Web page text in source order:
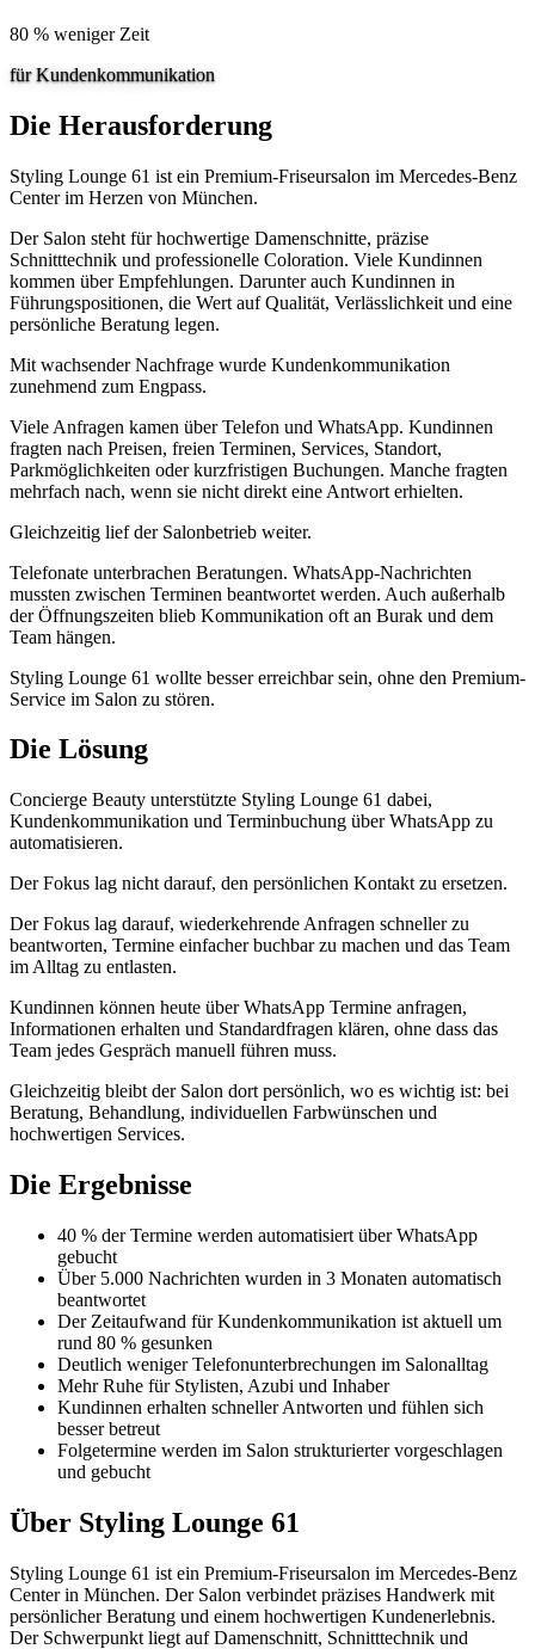
80 % weniger Zeit
für Kundenkommunikation
Die Herausforderung
Styling Lounge 61 ist ein Premium-Friseursalon im Mercedes-Benz
Center im Herzen von München.
Der Salon steht für hochwertige Damenschnitte, präzise
Schnitttechnik und professionelle Coloration. Viele Kundinnen
kommen über Empfehlungen. Darunter auch Kundinnen in
Führungspositionen, die Wert auf Qualität, Verlässlichkeit und eine
persönliche Beratung legen.
Mit wachsender Nachfrage wurde Kundenkommunikation
zunehmend zum Engpass.
Viele Anfragen kamen über Telefon und WhatsApp. Kundinnen
fragten nach Preisen, freien Terminen, Services, Standort,
Parkmöglichkeiten oder kurzfristigen Buchungen. Manche fragten
mehrfach nach, wenn sie nicht direkt eine Antwort erhielten.
Gleichzeitig lief der Salonbetrieb weiter.
Telefonate unterbrachen Beratungen. WhatsApp-Nachrichten
mussten zwischen Terminen beantwortet werden. Auch außerhalb
der Öffnungszeiten blieb Kommunikation oft an Burak und dem
Team hängen.
Styling Lounge 61 wollte besser erreichbar sein, ohne den Premium-
Service im Salon zu stören.
Die Lösung
Concierge Beauty unterstützte Styling Lounge 61 dabei,
Kundenkommunikation und Terminbuchung über WhatsApp zu
automatisieren.
Der Fokus lag nicht darauf, den persönlichen Kontakt zu ersetzen.
Der Fokus lag darauf, wiederkehrende Anfragen schneller zu
beantworten, Termine einfacher buchbar zu machen und das Team
im Alltag zu entlasten.
Kundinnen können heute über WhatsApp Termine anfragen,
Informationen erhalten und Standardfragen klären, ohne dass das
Team jedes Gespräch manuell führen muss.
Gleichzeitig bleibt der Salon dort persönlich, wo es wichtig ist: bei
Beratung, Behandlung, individuellen Farbwünschen und
hochwertigen Services.
Die Ergebnisse
40 % der Termine werden automatisiert über WhatsApp
gebucht
Über 5.000 Nachrichten wurden in 3 Monaten automatisch
beantwortet
Der Zeitaufwand für Kundenkommunikation ist aktuell um
rund 80 % gesunken
Deutlich weniger Telefonunterbrechungen im Salonalltag
Mehr Ruhe für Stylisten, Azubi und Inhaber
Kundinnen erhalten schneller Antworten und fühlen sich
besser betreut
Folgetermine werden im Salon strukturierter vorgeschlagen
und gebucht
Über Styling Lounge 61
Styling Lounge 61 ist ein Premium-Friseursalon im Mercedes-Benz
Center in München. Der Salon verbindet präzises Handwerk mit
persönlicher Beratung und einem hochwertigen Kundenerlebnis.
Der Schwerpunkt liegt auf Damenschnitt, Schnitttechnik und